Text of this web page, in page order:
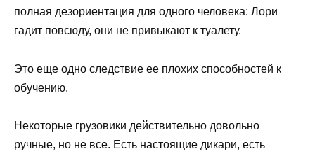
полная дезориентация для одного человека: Лори
гадит повсюду, они не привыкают к туалету.
Это еще одно следствие ее плохих способностей к
обучению.
Некоторые грузовики действительно довольно
ручные, но не все. Есть настоящие дикари, есть